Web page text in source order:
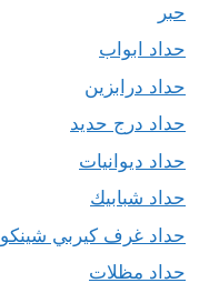
حبر
حداد ابواب
حداد درابزين
حداد درج حديد
حداد ديوانيات
حداد شبابيك
حداد غرف كيربي شينكو
حداد مظلات